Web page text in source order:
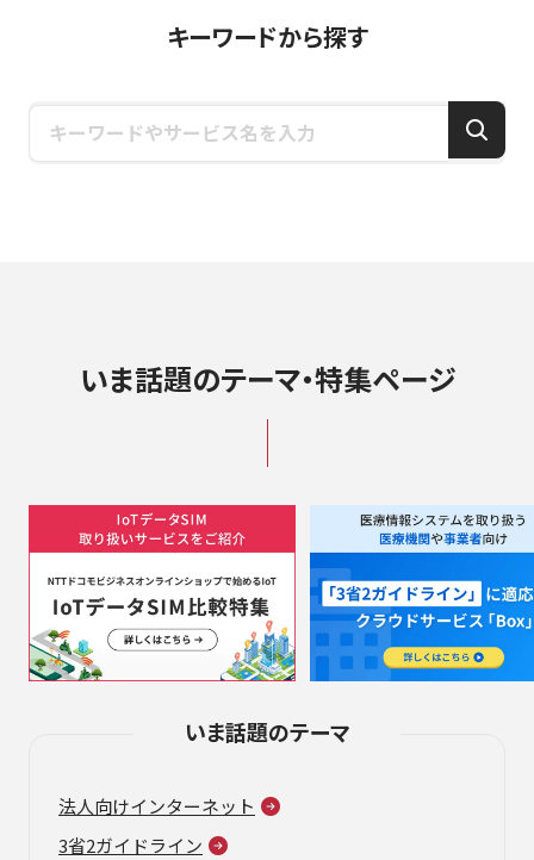
キーワードから探す
いま話題のテーマ・特集ページ
いま話題のテーマ
法人向けインターネット
3省2ガイドライン